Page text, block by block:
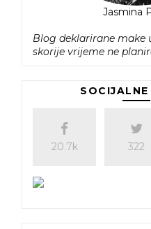
Jasmina
Blog deklarirane make
skorije vrijeme ne
SOCIJALNE
20.7k 322